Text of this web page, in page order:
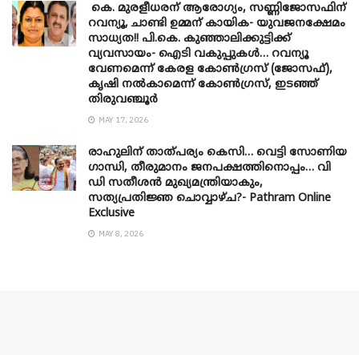
കെ. മുരളീധരന് ആരോഗ്യം, സണ്ണിജോസഫിന്
റവന്യൂ, ചാണ്ടി ഉമ്മന് കായിക- യുവജനക്ഷേമം
സാധ്യത!! പി.കെ. കുഞ്ഞാലിക്കുട്ടിക്ക്
വ്യവസായം- ഐടി വകുപ്പുകൾ… റവന്യൂ
വേണമെന്ന് കേരള കോൺഗ്രസ് (ജോസഫ്),
കൃഷി നൽകാമെന്ന് കോൺഗ്രസ്, ഇടഞ്ഞ്
തിരുവഞ്ചൂർ
MAY 17, 2026
രാഹുലിന് താത്പര്യം കെസി… വെട്ടി സോണിയ
​ഗാന്ധി, തീരുമാനം ജനപക്ഷത്തിനൊപ്പം… വി
ഡി സതീശൻ മുഖ്യമന്ത്രിയാകും,
സത്യപ്രതിജ്ഞ ചൊവ്വാഴ്ച?- Pathram Online
Exclusive
MAY 8, 2026